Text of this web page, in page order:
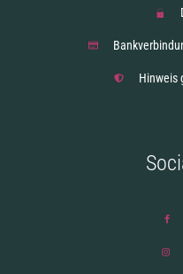
Hinweis